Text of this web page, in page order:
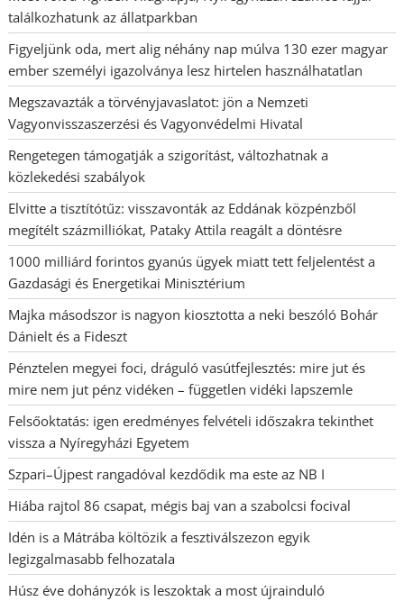
találkozhatunk az állatparkban
Figyeljünk oda, mert alig néhány nap múlva 130 ezer magyar
ember személyi igazolványa lesz hirtelen használhatatlan
Megszavazták a törvényjavaslatot: jön a Nemzeti
Vagyonvisszaszerzési és Vagyonvédelmi Hivatal
Rengetegen támogatják a szigorítást, változhatnak a
közlekedési szabályok
Elvitte a tisztítótűz: visszavonták az Eddának közpénzből
megítélt százmilliókat, Pataky Attila reagált a döntésre
1000 milliárd forintos gyanús ügyek miatt tett feljelentést a
Gazdasági és Energetikai Minisztérium
Majka másodszor is nagyon kiosztotta a neki beszóló Bohár
Dánielt és a Fideszt
Pénztelen megyei foci, dráguló vasútfejlesztés: mire jut és
mire nem jut pénz vidéken – független vidéki lapszemle
Felsőoktatás: igen eredményes felvételi időszakra tekinthet
vissza a Nyíregyházi Egyetem
Szpari–Újpest rangadóval kezdődik ma este az NB I
Hiába rajtol 86 csapat, mégis baj van a szabolcsi focival
Idén is a Mátrába költözik a fesztiválszezon egyik
legizgalmasabb felhozatala
Húsz éve dohányzók is leszoktak a most újrainduló